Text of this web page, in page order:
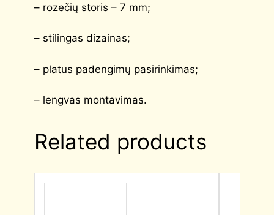
– rozečių storis – 7 mm;
– stilingas dizainas;
– platus padengimų pasirinkimas;
– lengvas montavimas.
Related products